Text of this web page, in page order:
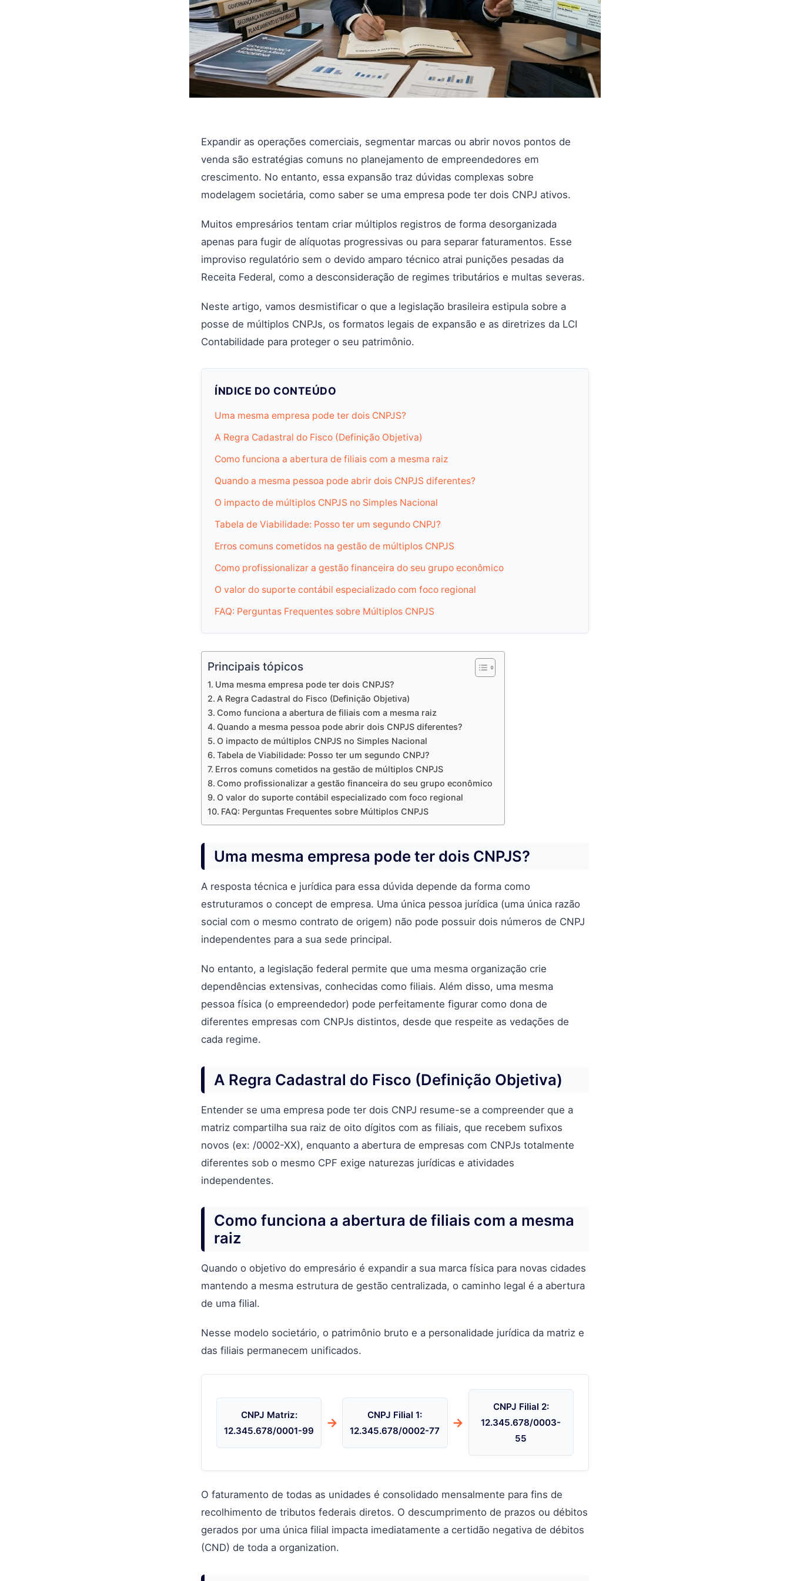
Expandir as operações comerciais, segmentar marcas ou abrir novos pontos de
venda são estratégias comuns no planejamento de empreendedores em
crescimento. No entanto, essa expansão traz dúvidas complexas sobre
modelagem societária, como saber se uma empresa pode ter dois CNPJ ativos.
Muitos empresários tentam criar múltiplos registros de forma desorganizada
apenas para fugir de alíquotas progressivas ou para separar faturamentos. Esse
improviso regulatório sem o devido amparo técnico atrai punições pesadas da
Receita Federal, como a desconsideração de regimes tributários e multas severas.
Neste artigo, vamos desmistificar o que a legislação brasileira estipula sobre a
posse de múltiplos CNPJs, os formatos legais de expansão e as diretrizes da LCI
Contabilidade para proteger o seu patrimônio.
ÍNDICE DO CONTEÚDO
Uma mesma empresa pode ter dois CNPJS?
A Regra Cadastral do Fisco (Definição Objetiva)
Como funciona a abertura de filiais com a mesma raiz
Quando a mesma pessoa pode abrir dois CNPJS diferentes?
O impacto de múltiplos CNPJS no Simples Nacional
Tabela de Viabilidade: Posso ter um segundo CNPJ?
Erros comuns cometidos na gestão de múltiplos CNPJS
Como profissionalizar a gestão financeira do seu grupo econômico
O valor do suporte contábil especializado com foco regional
FAQ: Perguntas Frequentes sobre Múltiplos CNPJS
Principais tópicos
Uma mesma empresa pode ter dois CNPJS?
A Regra Cadastral do Fisco (Definição Objetiva)
Como funciona a abertura de filiais com a mesma raiz
Quando a mesma pessoa pode abrir dois CNPJS diferentes?
O impacto de múltiplos CNPJS no Simples Nacional
Tabela de Viabilidade: Posso ter um segundo CNPJ?
Erros comuns cometidos na gestão de múltiplos CNPJS
Como profissionalizar a gestão financeira do seu grupo econômico
O valor do suporte contábil especializado com foco regional
FAQ: Perguntas Frequentes sobre Múltiplos CNPJS
Uma mesma empresa pode ter dois CNPJS?
A resposta técnica e jurídica para essa dúvida depende da forma como
estruturamos o concept de empresa. Uma única pessoa jurídica (uma única razão
social com o mesmo contrato de origem) não pode possuir dois números de CNPJ
independentes para a sua sede principal.
No entanto, a legislação federal permite que uma mesma organização crie
dependências extensivas, conhecidas como filiais. Além disso, uma mesma
pessoa física (o empreendedor) pode perfeitamente figurar como dona de
diferentes empresas com CNPJs distintos, desde que respeite as vedações de
cada regime.
A Regra Cadastral do Fisco (Definição Objetiva)
Entender se uma empresa pode ter dois CNPJ resume-se a compreender que a
matriz compartilha sua raiz de oito dígitos com as filiais, que recebem sufixos
novos (ex: /0002-XX), enquanto a abertura de empresas com CNPJs totalmente
diferentes sob o mesmo CPF exige naturezas jurídicas e atividades
independentes.
Como funciona a abertura de filiais com a mesma
raiz
Quando o objetivo do empresário é expandir a sua marca física para novas cidades
mantendo a mesma estrutura de gestão centralizada, o caminho legal é a abertura
de uma filial.
Nesse modelo societário, o patrimônio bruto e a personalidade jurídica da matriz e
das filiais permanecem unificados.
CNPJ Matriz:
12.345.678/0001-99
→
CNPJ Filial 1:
12.345.678/0002-77
→
CNPJ Filial 2:
12.345.678/0003-
55
O faturamento de todas as unidades é consolidado mensalmente para fins de
recolhimento de tributos federais diretos. O descumprimento de prazos ou débitos
gerados por uma única filial impacta imediatamente a certidão negativa de débitos
(CND) de toda a organization.